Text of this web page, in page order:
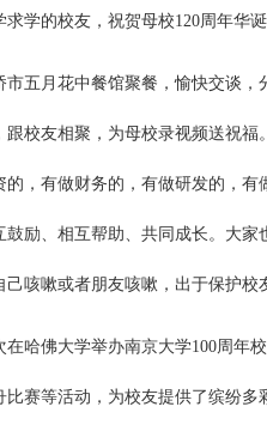
学的校友，祝贺母校120周年华
五月花中餐馆聚餐，愉快交谈
校友相聚，为母校录视频送祝
，有做财务的，有做研发的，
励、相互帮助、共同成长。大
咳嗽或者朋友咳嗽，出于保护
在哈佛大学举办南京大学100周
赛等活动，为校友提供了缤纷